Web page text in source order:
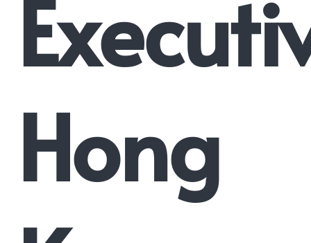
Hong